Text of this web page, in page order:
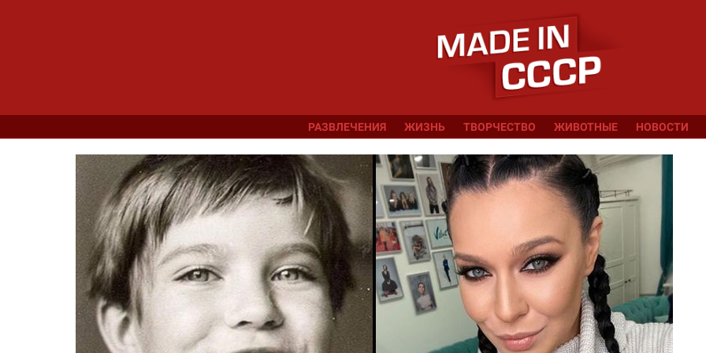
РАЗВЛЕЧЕНИЯ ЖИЗНЬ ТВОРЧЕСТВО ЖИВОТНЫЕ НОВОСТИ